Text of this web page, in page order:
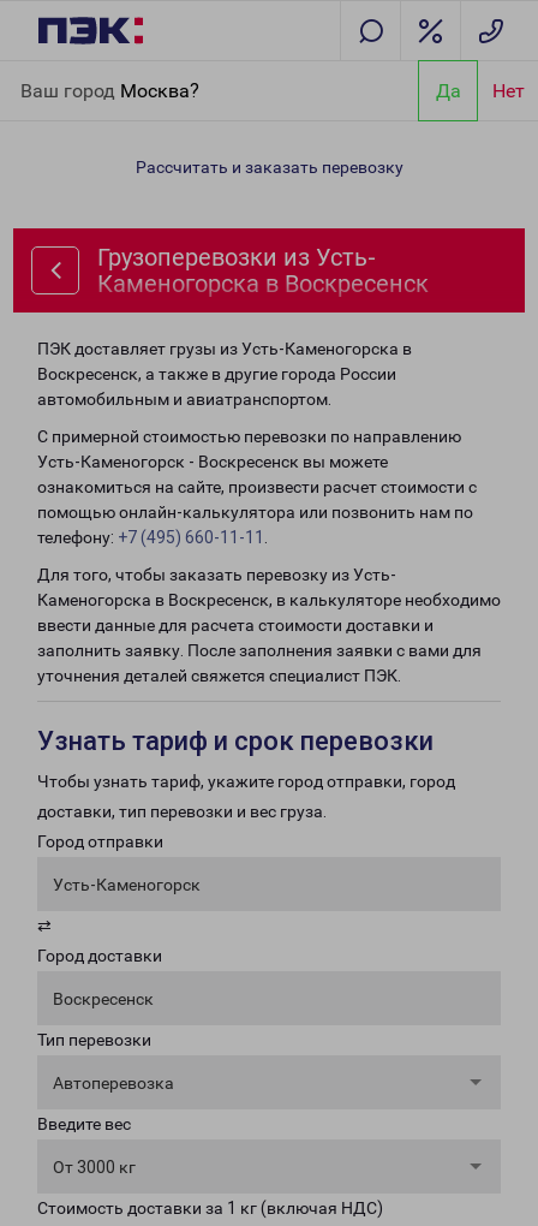
Ваш город Москва? Да Нет
в Воскресенск
Рассчитать и заказать перевозку
Грузоперевозки из Усть-
Каменогорска в Воскресенск
ПЭК доставляет грузы из Усть-Каменогорска в
Воскресенск, а также в другие города России
автомобильным и авиатранспортом.
С примерной стоимостью перевозки по направлению
Усть-Каменогорск - Воскресенск вы можете
ознакомиться на сайте, произвести расчет стоимости с
помощью онлайн-калькулятора или позвонить нам по
телефону: +7 (495) 660-11-11
Для того, чтобы заказать перевозку из Усть-
Каменогорска в Воскресенск, в калькуляторе необходимо
ввести данные для расчета стоимости доставки и
заполнить заявку. После заполнения заявки с вами для
уточнения деталей свяжется специалист ПЭК.
Узнать тариф и срок перевозки
Чтобы узнать тариф, укажите город отправки, город
доставки, тип перевозки и вес груза.
Город отправки
Усть-Каменогорск
⇄
Город доставки
Воскресенск
Тип перевозки
Автоперевозка
Введите вес
От 3000 кг
Стоимость доставки за 1 кг (включая НДС)